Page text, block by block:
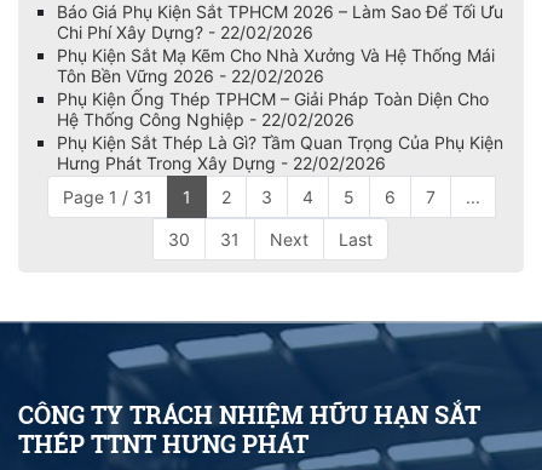
Báo Giá Phụ Kiện Sắt TPHCM 2026 – Làm Sao Để Tối Ưu
Chi Phí Xây Dựng? - 22/02/2026
Phụ Kiện Sắt Mạ Kẽm Cho Nhà Xưởng Và Hệ Thống Mái
Tôn Bền Vững 2026 - 22/02/2026
Phụ Kiện Ống Thép TPHCM – Giải Pháp Toàn Diện Cho
Hệ Thống Công Nghiệp - 22/02/2026
Phụ Kiện Sắt Thép Là Gì? Tầm Quan Trọng Của Phụ Kiện
Hưng Phát Trong Xây Dựng - 22/02/2026
Page 1 / 31
1 2 3 4 5 6 7 ...
30 31 Next Last
CÔNG TY TRÁCH NHIỆM HỮU HẠN SẮT
THÉP TTNT HƯNG PHÁT